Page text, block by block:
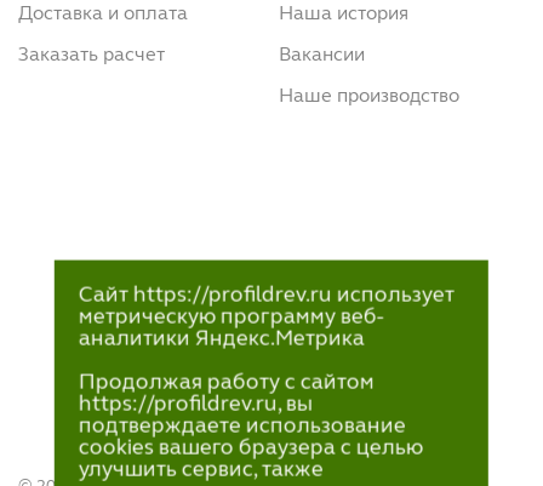
Доставка и оплата
Заказать расчет
Наша история
Вакансии
Наше производство
Сайт https://profildrev.ru использует
метрическую программу веб-
аналитики Яндекс.Метрика
Продолжая работу с сайтом
https://profildrev.ru, вы
подтверждаете использование
cookies вашего браузера с целью
улучшить сервис, также